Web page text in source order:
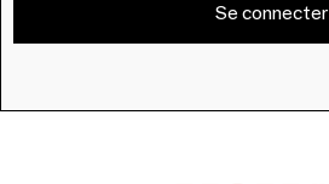
Se connecter